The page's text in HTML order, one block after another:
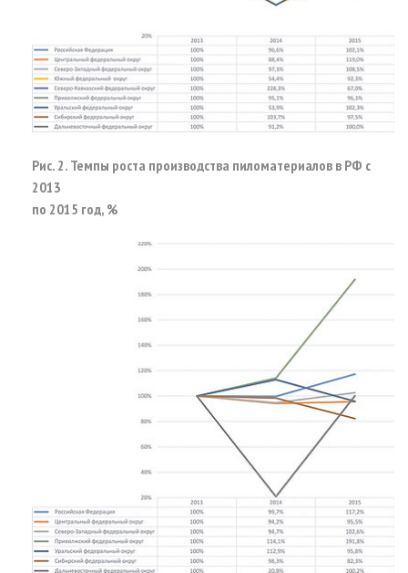
Рис. 2. Темпы роста производства пиломатериалов в РФ с
2013
по 2015 год, %